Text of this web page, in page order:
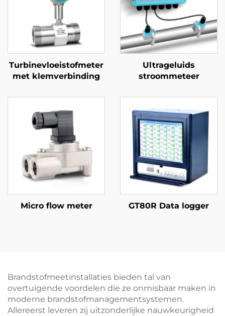
Turbinevloeistofmeter
met klemverbinding
Ultrageluids
stroommeteer
Micro flow meter GT80R Data logger
Brandstofmeetinstallaties bieden tal van
overtuigende voordelen die ze onmisbaar maken in
moderne brandstofmanagementsystemen.
Allereerst leveren zij uitzonderlijke nauwkeurigheid